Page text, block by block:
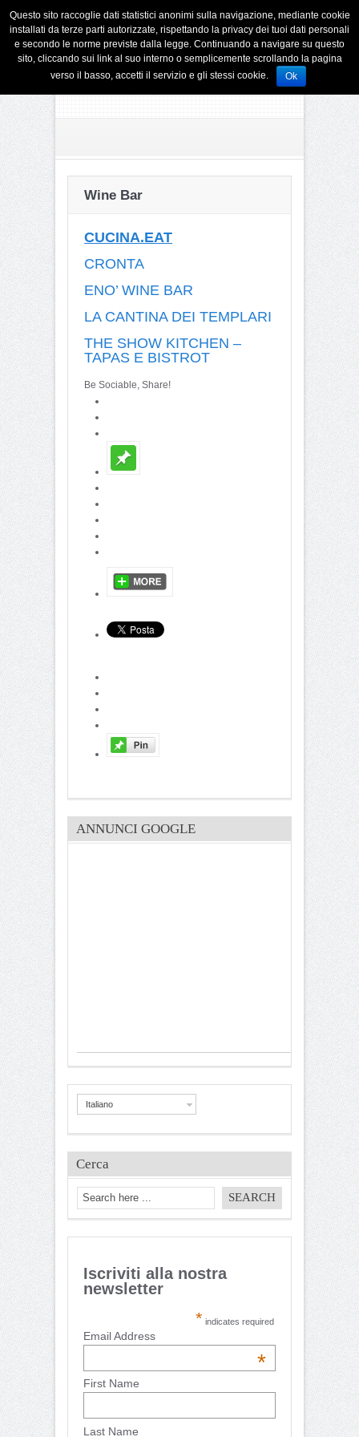
Wine Bar
CUCINA.EAT
CRONTA
ENO’ WINE BAR
LA CANTINA DEI TEMPLARI
THE SHOW KITCHEN –
TAPAS E BISTROT
Be Sociable, Share!
ANNUNCI GOOGLE
Italiano
Cerca
Iscriviti alla nostra
newsletter
* indicates required
Email Address
*
First Name
Last Name
Questo sito raccoglie dati statistici anonimi sulla navigazione, mediante cookie
installati da terze parti autorizzate, rispettando la privacy dei tuoi dati personali
e secondo le norme previste dalla legge. Continuando a navigare su questo
sito, cliccando sui link al suo interno o semplicemente scrollando la pagina
verso il basso, accetti il servizio e gli stessi cookie.
Ok